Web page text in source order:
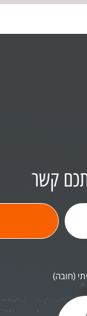
קשר
(חובה)